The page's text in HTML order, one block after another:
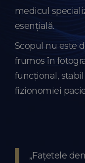
medicul
esențială.
Scopul nu este
frumos în
funcțional,
fizionomiei
„Fațetele